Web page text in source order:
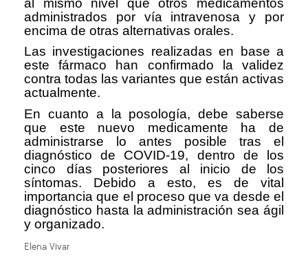
administrados por vía intravenosa y por
encima de otras alternativas orales.
Las investigaciones realizadas en base a
este fármaco han confirmado la validez
contra todas las variantes que están activas
actualmente.
En cuanto a la posología, debe saberse
que este nuevo medicamente ha de
administrarse lo antes posible tras el
diagnóstico de COVID-19, dentro de los
cinco días posteriores al inicio de los
síntomas. Debido a esto, es de vital
importancia que el proceso que va desde el
diagnóstico hasta la administración sea ágil
y organizado.
Elena Vivar